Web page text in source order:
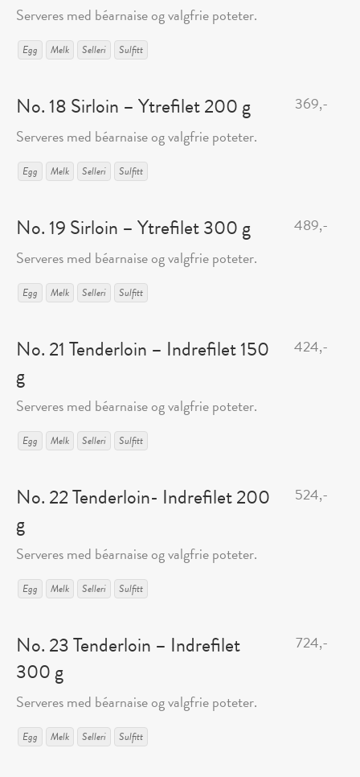
Serveres med béarnaise og valgfrie poteter.
Egg Melk Selleri Sulfitt
No. 18 Sirloin – Ytrefilet 200 g
Serveres med béarnaise og valgfrie poteter.
Egg Melk Selleri Sulfitt
369,-
No. 19 Sirloin – Ytrefilet 300 g
Serveres med béarnaise og valgfrie poteter.
Egg Melk Selleri Sulfitt
489,-
No. 21 Tenderloin – Indrefilet 150
g
Serveres med béarnaise og valgfrie poteter.
Egg Melk Selleri Sulfitt
424,-
No. 22 Tenderloin- Indrefilet 200
g
Serveres med béarnaise og valgfrie poteter.
Egg Melk Selleri Sulfitt
524,-
No. 23 Tenderloin – Indrefilet
300 g
Serveres med béarnaise og valgfrie poteter.
Egg Melk Selleri Sulfitt
724,-